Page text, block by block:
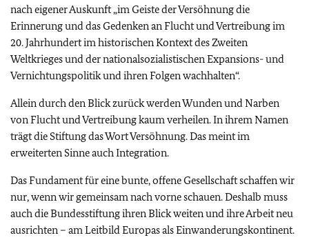
nach eigener Auskunft „im Geiste der Versöhnung die
Erinnerung und das Gedenken an Flucht und Vertreibung im
20. Jahrhundert im historischen Kontext des Zweiten
Weltkrieges und der nationalsozialistischen Expansions- und
Vernichtungspolitik und ihren Folgen wachhalten“.
Allein durch den Blick zurück werden Wunden und Narben
von Flucht und Vertreibung kaum verheilen. In ihrem Namen
trägt die Stiftung das Wort Versöhnung. Das meint im
erweiterten Sinne auch Integration.
Das Fundament für eine bunte, offene Gesellschaft schaffen wir
nur, wenn wir gemeinsam nach vorne schauen. Deshalb muss
auch die Bundesstiftung ihren Blick weiten und ihre Arbeit neu
ausrichten – am Leitbild Europas als Einwanderungskontinent.